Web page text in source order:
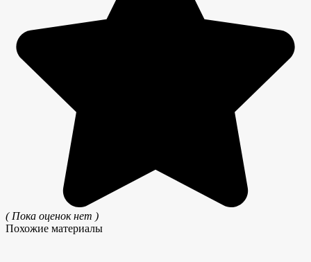
( Пока оценок нет )
Похожие материалы